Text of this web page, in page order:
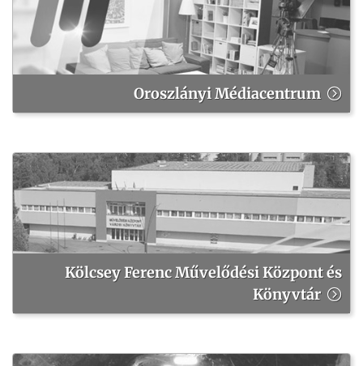
Oroszlányi Médiacentrum
Kölcsey Ferenc Művelődési Központ és
Könyvtár